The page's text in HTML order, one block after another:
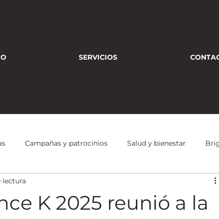
SERVICIOS
Campañas y patrocinios Salud y bienestar
K 2025 reunió a la
lectura